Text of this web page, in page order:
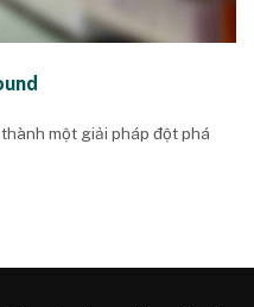
một giải pháp đột phá